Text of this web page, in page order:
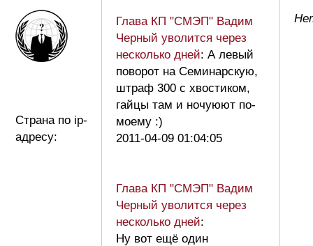
Страна по ip-
адресу:
Глава КП "СМЭП" Вадим
Черный уволится через
несколько дней: А левый
поворот на Семинарскую,
штраф 300 с хвостиком,
гайцы там и ночуюют по-
моему :)
2011-04-09 01:04:05
Глава КП "СМЭП" Вадим
Черный уволится через
несколько дней:
Ну вот ещё один